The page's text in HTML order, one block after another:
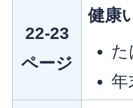
22-23
ページ
健康
た
年